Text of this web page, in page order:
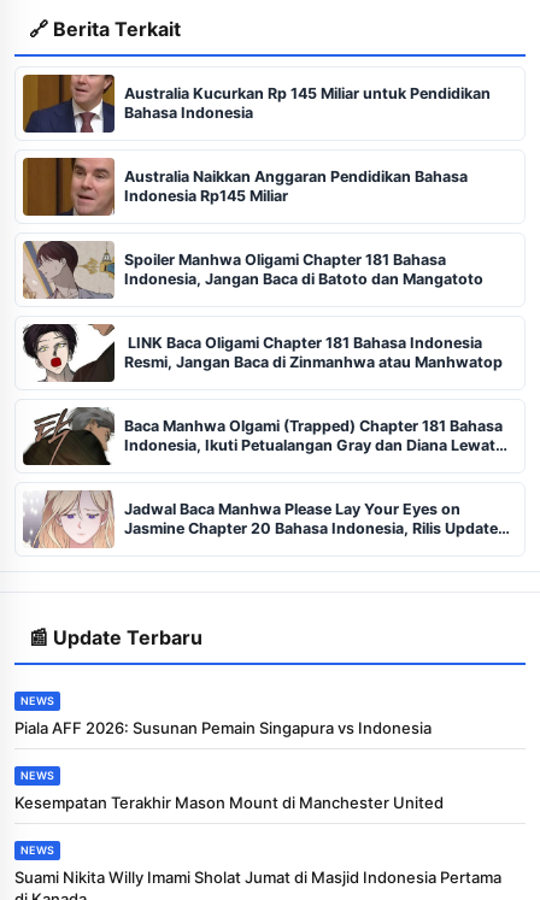
🔗 Berita Terkait
Australia Kucurkan Rp 145 Miliar untuk Pendidikan
Bahasa Indonesia
Australia Naikkan Anggaran Pendidikan Bahasa
Indonesia Rp145 Miliar
Spoiler Manhwa Oligami Chapter 181 Bahasa
Indonesia, Jangan Baca di Batoto dan Mangatoto
LINK Baca Oligami Chapter 181 Bahasa Indonesia
Resmi, Jangan Baca di Zinmanhwa atau Manhwatop
Baca Manhwa Olgami (Trapped) Chapter 181 Bahasa
Indonesia, Ikuti Petualangan Gray dan Diana Lewat
Jadwal Baca Manhwa Please Lay Your Eyes on
Jasmine Chapter 20 Bahasa Indonesia, Rilis Update
📰 Update Terbaru
NEWS
Piala AFF 2026: Susunan Pemain Singapura vs Indonesia
NEWS
Kesempatan Terakhir Mason Mount di Manchester United
NEWS
Suami Nikita Willy Imami Sholat Jumat di Masjid Indonesia Pertama